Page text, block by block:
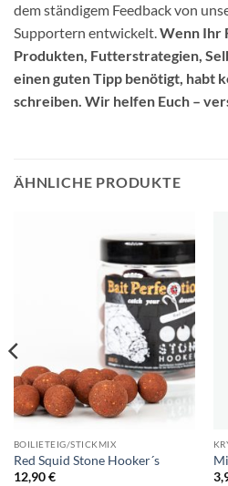
dem ständigem Feedback von
Supportern entwickelt.Wenn Ihr
Produkten, Futterstrategien,
einen guten Tipp benötigt, habt
schreiben. Wir helfen Euch –
ÄHNLICHE PRODUKTE
BOILIETEIG/STICKMIX
Red Squid Stone Hooker´s
12,90€